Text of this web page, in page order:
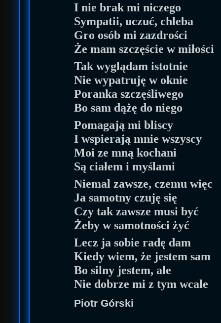
I nie brak mi niczego
Sympatii, uczuć, chleba
Gro osób mi zazdrości
Że mam szczęście w miłości
Tak wyglądam istotnie
Nie wypatruję w oknie
Poranka szczęśliwego
Bo sam dążę do niego
Pomagają mi bliscy
I wspierają mnie wszyscy
Moi ze mną kochani
Są ciałem i myślami
Niemal zawsze, czemu więc
Ja samotny czuję się
Czy tak zawsze musi być
Żeby w samotności żyć
Lecz ja sobie radę dam
Kiedy wiem, że jestem sam
Bo silny jestem, ale
Nie dobrze mi z tym wcale
Piotr Górski